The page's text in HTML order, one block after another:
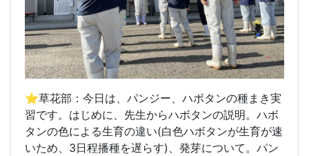
⭐️草花部：今日は、パンジー、ハボタンの種まき実
習です。はじめに、先生からハボタンの説明。ハボ
タンの色による生育の違い(白色ハボタンが生育が速
いため、3日程播種を遅らす)、発芽について。パン